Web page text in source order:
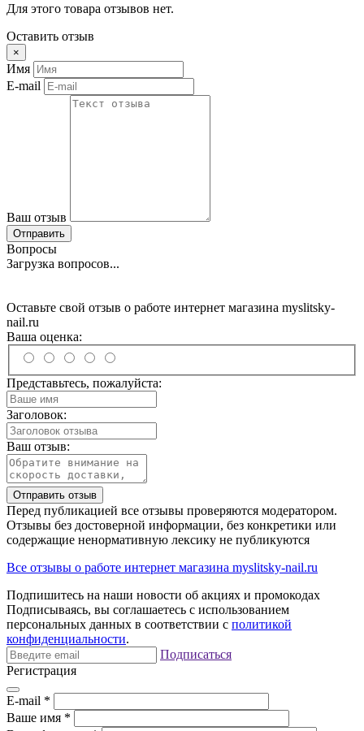
Для этого товара отзывов нет.
Оставить отзыв
×
Имя
E-mail
Ваш отзыв
Отправить
Вопросы
Загрузка вопросов...
Оставьте свой отзыв о работе интернет магазина myslitsky-
nail.ru
Ваша оценка:
Представьтесь, пожалуйста:
Заголовок:
Ваш отзыв:
Отправить отзыв
Перед публикацией все отзывы проверяются модератором.
Отзывы без достоверной информации, без конкретики или
содержащие ненормативную лексику не публикуются
Все отзывы о работе интернет магазина myslitsky-nail.ru
Подпишитесь на наши новости об акциях и промокодах
Подписываясь, вы соглашаетесь с использованием
персональных данных в соответствии с политикой
конфиденциальности.
Подписаться
Регистрация
E-mail *
Ваше имя *